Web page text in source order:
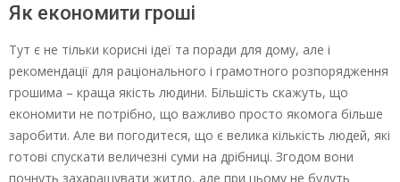
Як економити гроші
Тут є не тільки корисні ідеї та поради для дому, але і
рекомендації для раціонального і грамотного розпорядження
грошима – краща якість людини. Більшість скажуть, що
економити не потрібно, що важливо просто якомога більше
заробити. Але ви погодитеся, що є велика кількість людей, які
готові спускати величезні суми на дрібниці. Згодом вони
почнуть захаращувати житло, але при цьому не будуть